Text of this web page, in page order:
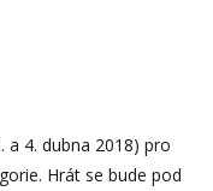
a 4. dubna 2018) pro
Hrát se bude pod